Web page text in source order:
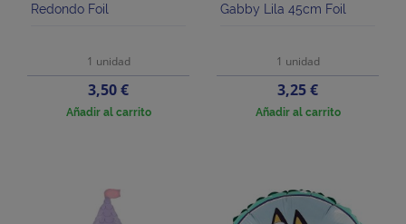
Redondo Foil
1 unidad
Precio
3,50 €
Añadir al carrito
Gabby Lila 45cm Foil
1 unidad
Precio
3,25 €
Añadir al carrito